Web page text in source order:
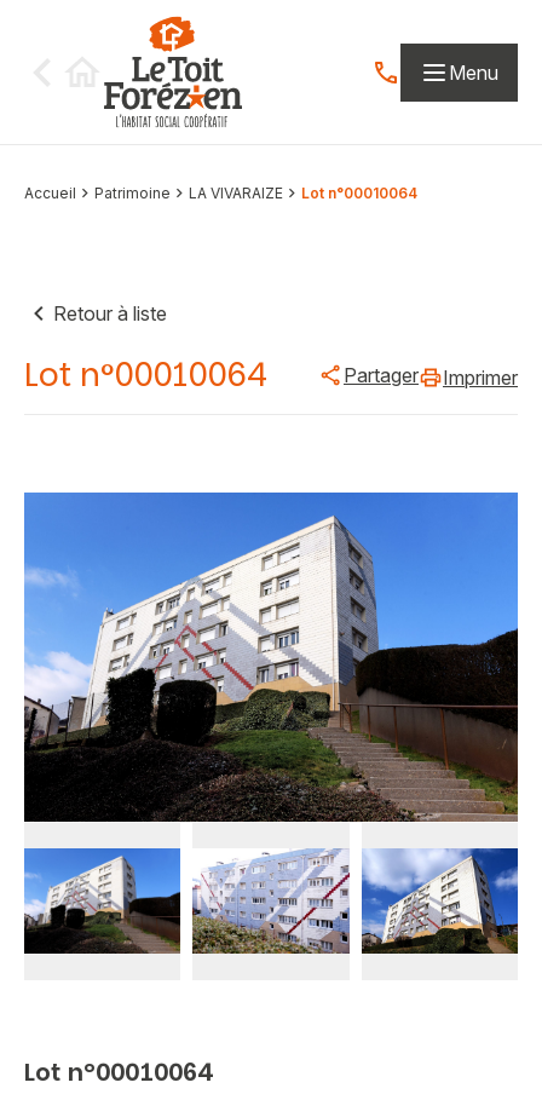
Contactez-nous
Menu
Accueil Patrimoine LA VIVARAIZE Lot n°00010064
Retour à liste
Lot n°00010064 Partager Imprimer
Lot n°00010064